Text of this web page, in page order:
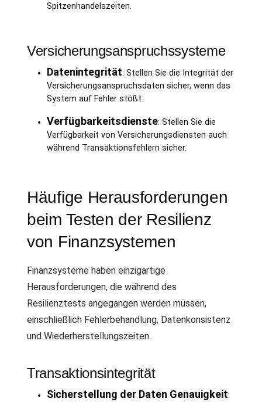
Spitzenhandelszeiten.
Versicherungsanspruchssysteme
Datenintegrität: Stellen Sie die Integrität der
Versicherungsanspruchsdaten sicher, wenn das
System auf Fehler stößt.
Verfügbarkeitsdienste: Stellen Sie die
Verfügbarkeit von Versicherungsdiensten auch
während Transaktionsfehlern sicher.
Häufige Herausforderungen
beim Testen der Resilienz
von Finanzsystemen
Finanzsysteme haben einzigartige
Herausforderungen, die während des
Resilienztests angegangen werden müssen,
einschließlich Fehlerbehandlung, Datenkonsistenz
und Wiederherstellungszeiten.
Transaktionsintegrität
Sicherstellung der Daten Genauigkeit: